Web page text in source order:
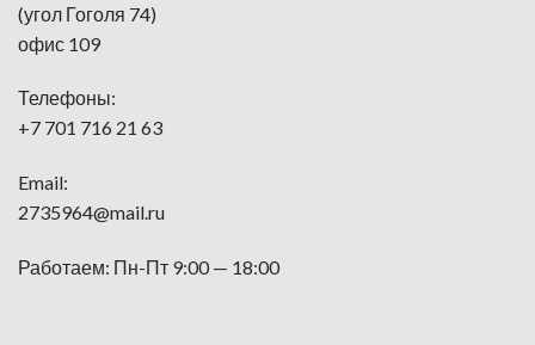
(угол Гоголя 74)
офис 109
Телефоны:
+7 701 716 21 63
Email:
2735964@mail.ru
Работаем: Пн-Пт 9:00 — 18:00